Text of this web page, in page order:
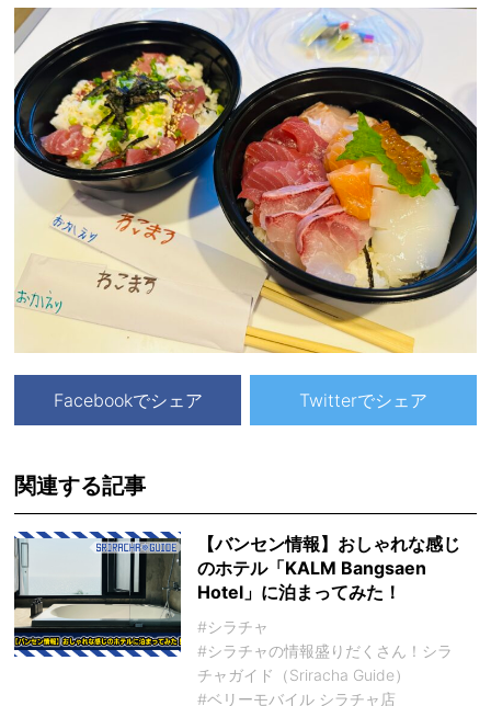
Facebookでシェア Twitterでシェア
関連する記事
【バンセン情報】おしゃれな感じ
のホテル「KALM Bangsaen
Hotel」に泊まってみた！
#シラチャ
#シラチャの情報盛りだくさん！シラ
チャガイド（Sriracha Guide）
#ベリーモバイル シラチャ店